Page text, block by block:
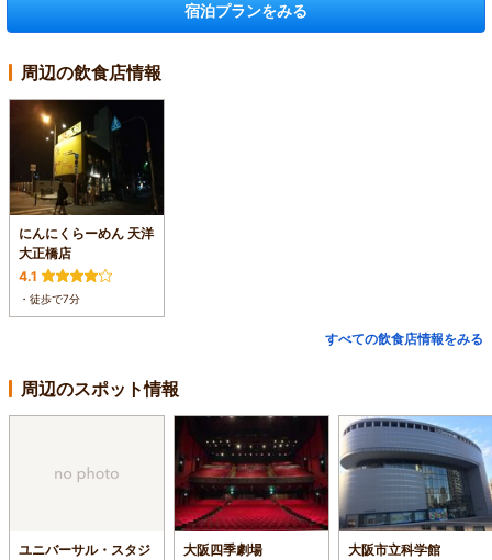
宿泊プランをみる
周辺の飲食店情報
にんにくらーめん 天洋
大正橋店
4.1
・徒歩で7分
すべての飲食店情報をみる
周辺のスポット情報
ユニバーサル・スタジ
大阪四季劇場 大阪市立科学館